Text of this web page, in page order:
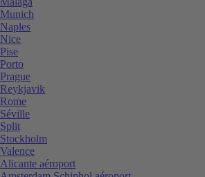
Munich
Naples
Nice
Pise
Porto
Prague
Reykjavik
Rome
Séville
Split
Stockholm
Valence
Alicante aéroport